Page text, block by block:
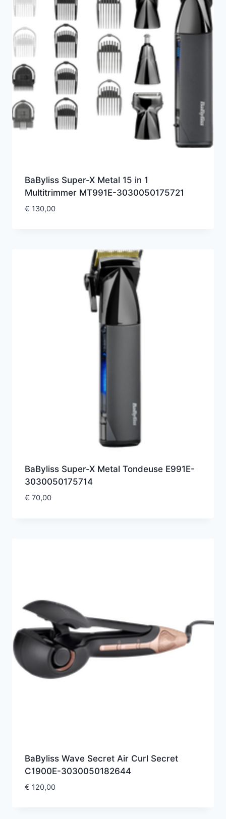
BaByliss Super-X Metal 15 in 1
Multitrimmer MT991E-3030050175721
€ 130,00
BaByliss Super-X Metal Tondeuse E991E-
3030050175714
€ 70,00
BaByliss Wave Secret Air Curl Secret
C1900E-3030050182644
€ 120,00